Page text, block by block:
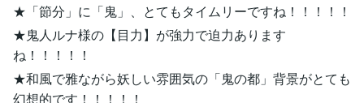
★「節分」に「鬼」、とてもタイムリーですね！！！！！
★鬼人ルナ様の【目力】が強力で迫力あります
ね！！！！！
★和風で雅ながら妖しい雰囲気の「鬼の都」背景がとても
幻想的です！！！！！